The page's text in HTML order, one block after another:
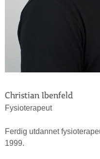
Christian Ibenfeld
Fysioterapeut
Ferdig utdannet
1999.